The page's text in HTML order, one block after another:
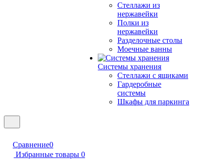
Стеллажи из
нержавейки
Полки из
нержавейки
Разделочные столы
Моечные ванны
Системы хранения
Стеллажи с ящиками
Гардеробные
системы
Шкафы для паркинга
Сравнение0
Избранные товары 0